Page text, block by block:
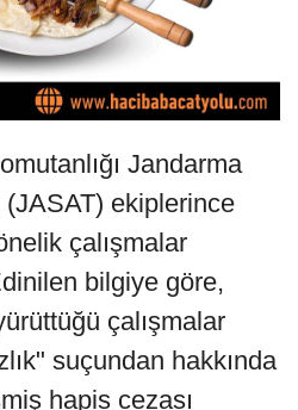
Jandarma
(JASAT) ekiplerince
çalışmalar
bilgiye göre,
çalışmalar
suçundan hakkında
hapis cezası